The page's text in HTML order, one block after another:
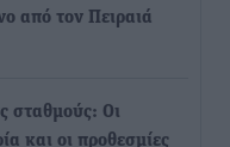
από τον Πειραιά
σταθμούς: Οι
και οι προθεσμίες